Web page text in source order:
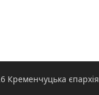
Кременчуцька єпархія